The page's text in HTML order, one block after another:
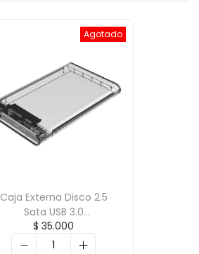
Agotado
Caja Externa Disco 2.5
Sata USB 3.0
Transparente ORICO-
2139U3
$ 35.000